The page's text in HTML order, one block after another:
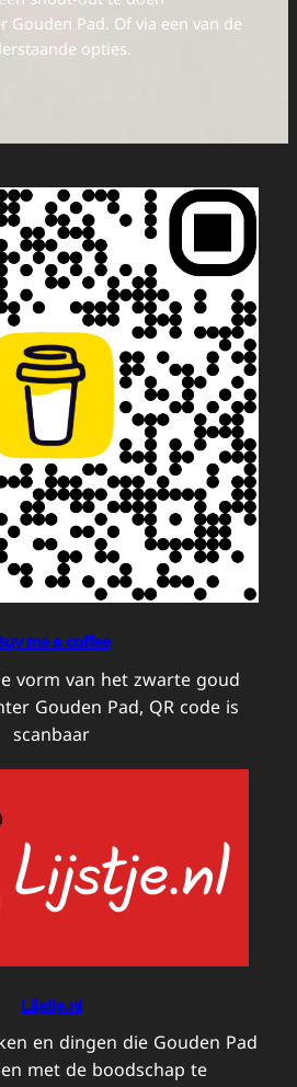
Gouden Pad. Of via een van de
opties.
me a coffee
vorm van het zwarte goud
Gouden Pad, QR code is
scanbaar
Lijstje.nl
en dingen die Gouden Pad
met de boodschap te